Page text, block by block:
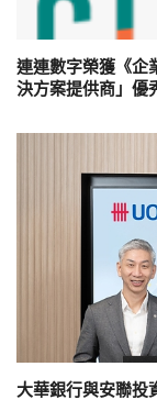
連連數字榮獲《企
決方案提供商」優
大華銀行與安聯投